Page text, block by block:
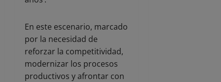
En este escenario, marcado
por la necesidad de
reforzar la competitividad,
modernizar los procesos
productivos y afrontar con